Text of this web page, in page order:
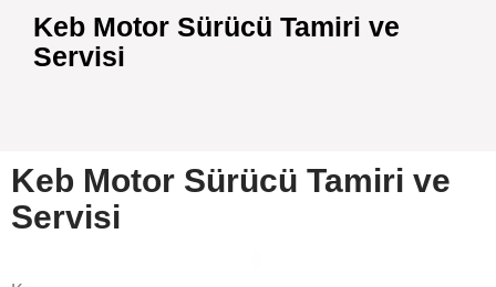
Keb Motor Sürücü Tamiri ve
Servisi
Keb Motor Sürücü Tamiri ve
Servisi